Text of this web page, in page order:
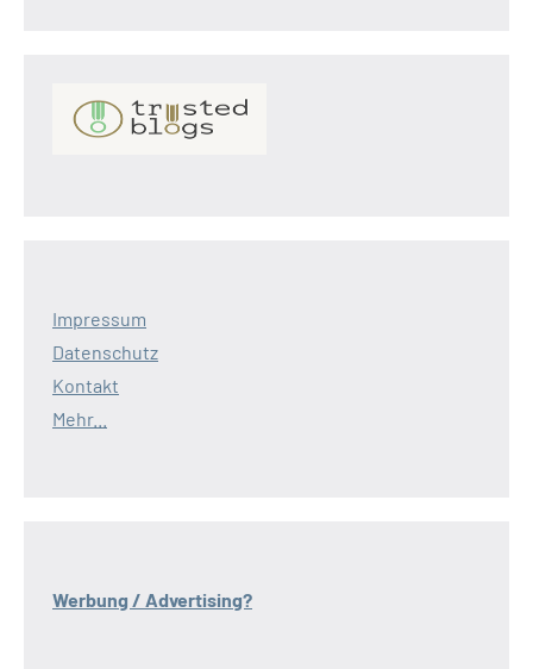
Impressum
Datenschutz
Kontakt
Mehr...
Werbung / Advertising?